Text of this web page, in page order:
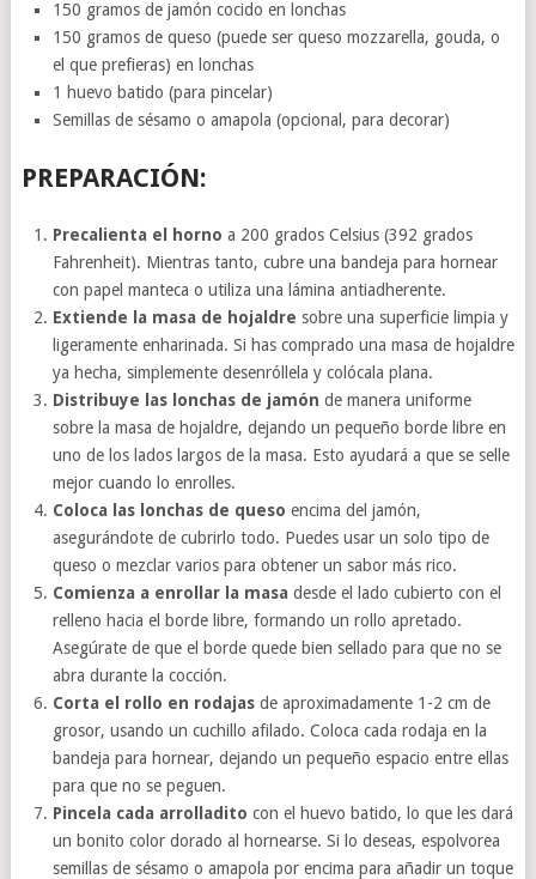
150 gramos de jamón cocido en lonchas
150 gramos de queso (puede ser queso mozzarella, gouda, o
el que prefieras) en lonchas
1 huevo batido (para pincelar)
Semillas de sésamo o amapola (opcional, para decorar)
PREPARACIÓN:
Precalienta el horno a 200 grados Celsius (392 grados
Fahrenheit). Mientras tanto, cubre una bandeja para hornear
con papel manteca o utiliza una lámina antiadherente.
Extiende la masa de hojaldre sobre una superficie limpia y
ligeramente enharinada. Si has comprado una masa de hojaldre
ya hecha, simplemente desenróllela y colócala plana.
Distribuye las lonchas de jamón de manera uniforme
sobre la masa de hojaldre, dejando un pequeño borde libre en
uno de los lados largos de la masa. Esto ayudará a que se selle
mejor cuando lo enrolles.
Coloca las lonchas de queso encima del jamón,
asegurándote de cubrirlo todo. Puedes usar un solo tipo de
queso o mezclar varios para obtener un sabor más rico.
Comienza a enrollar la masa desde el lado cubierto con el
relleno hacia el borde libre, formando un rollo apretado.
Asegúrate de que el borde quede bien sellado para que no se
abra durante la cocción.
Corta el rollo en rodajas de aproximadamente 1-2 cm de
grosor, usando un cuchillo afilado. Coloca cada rodaja en la
bandeja para hornear, dejando un pequeño espacio entre ellas
para que no se peguen.
Pincela cada arrolladito con el huevo batido, lo que les dará
un bonito color dorado al hornearse. Si lo deseas, espolvorea
semillas de sésamo o amapola por encima para añadir un toque